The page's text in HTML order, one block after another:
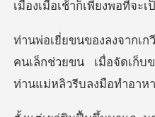
ดาวน์โหลดแอป
คนเล็กช่วยขน เมื่อจัดเก็บ